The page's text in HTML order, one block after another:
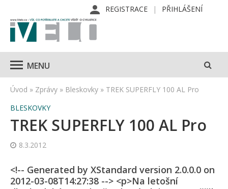
REGISTRACE PŘIHLÁŠENÍ
MENU
Úvod » Zprávy » Bleskovky » TREK SUPERFLY 100 AL Pro
BLESKOVKY
TREK SUPERFLY 100 AL Pro
8.3.2012
<!-- Generated by XStandard version 2.0.0.0 on
2012-03-08T14:27:38 --> <p>Na letošní